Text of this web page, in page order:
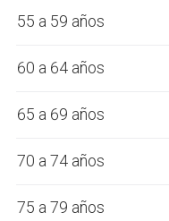
55 a 59 años
60 a 64 años
65 a 69 años
70 a 74 años
75 a 79 años